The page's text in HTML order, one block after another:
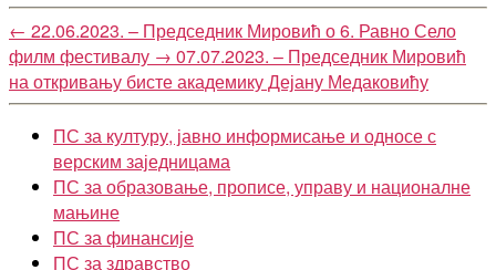
← 22.06.2023. – Председник Мировић о 6. Равно Село
филм фестивалу → 07.07.2023. – Председник Мировић
на откривању бисте академику Дејану Медаковићу
ПС за културу, јавно информисање и односе с
верским заједницама
ПС за образовање, прописе, управу и националне
мањине
ПС за финансије
ПС за здравство